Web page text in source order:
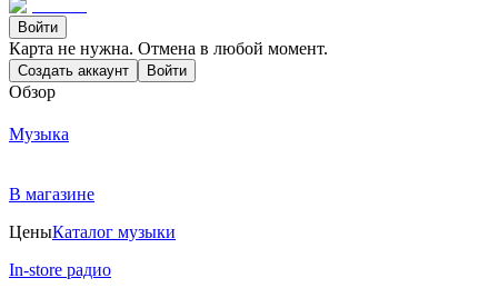
Войти
Карта не нужна. Отмена в любой момент.
Создать аккаунт Войти
Обзор
Музыка
В магазине
ЦеныКаталог музыки
In-store радио